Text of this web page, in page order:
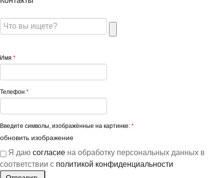
Имя *
Телефон *
Введите символы, изображённые на картинке: *
обновить изображение
Я даю согласие на обработку персональных данных в
соответствии с политикой конфиденциальности